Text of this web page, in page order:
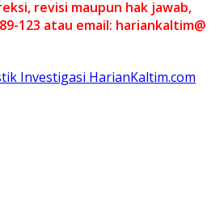
revisi maupun hak jawab,
123 atau email: hariankaltim@